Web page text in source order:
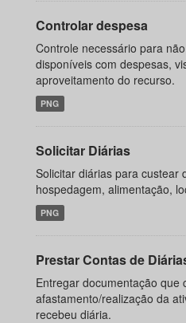
Controlar despesa
Controle necessário para
disponíveis com despesas,
aproveitamento do recurso.
PNG
Solicitar Diárias
Solicitar diárias para custear
hospedagem, alimentação,
PNG
Prestar Contas de
Entregar documentação que
afastamento/realização da
recebeu diária.